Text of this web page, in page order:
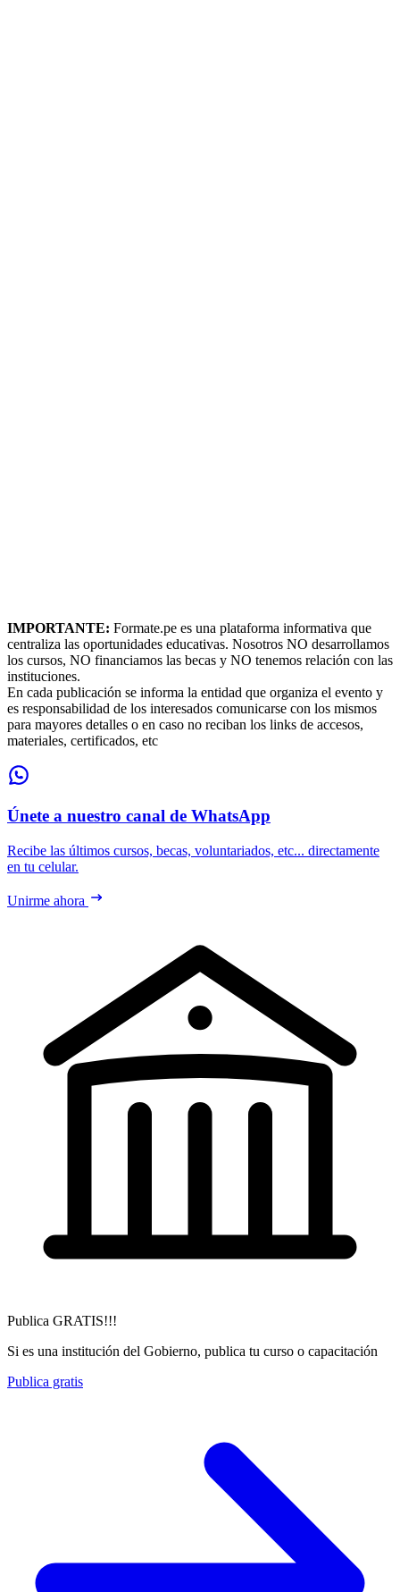
IMPORTANTE: Formate.pe es una plataforma informativa que
centraliza las oportunidades educativas. Nosotros NO desarrollamos
los cursos, NO financiamos las becas y NO tenemos relación con las
instituciones.
En cada publicación se informa la entidad que organiza el evento y
es responsabilidad de los interesados comunicarse con los mismos
para mayores detalles o en caso no reciban los links de accesos,
materiales, certificados, etc
Únete a nuestro canal de WhatsApp
Recibe las últimos cursos, becas, voluntariados, etc... directamente
en tu celular.
Unirme ahora
Publica GRATIS!!!
Si es una institución del Gobierno, publica tu curso o capacitación
Publica gratis